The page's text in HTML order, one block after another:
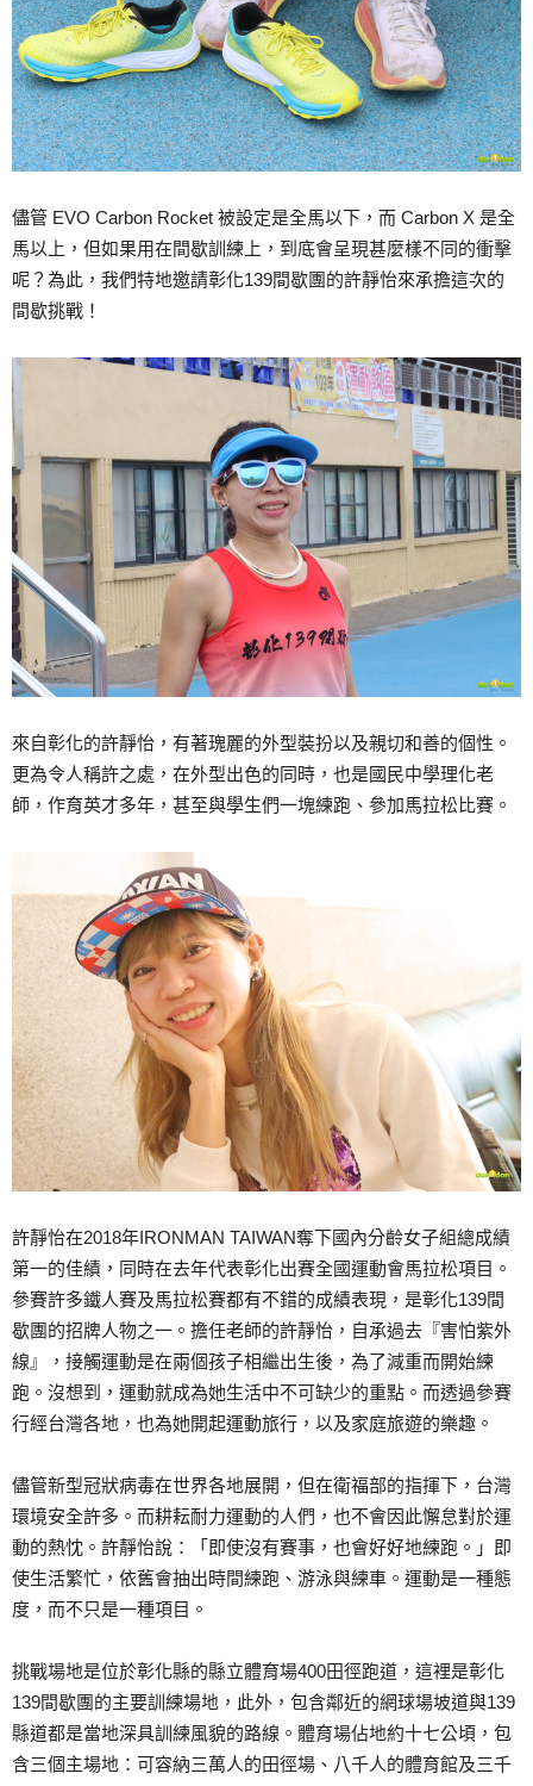
儘管 EVO Carbon Rocket 被設定是全馬以下，而 Carbon X 是全
馬以上，但如果用在間歇訓練上，到底會呈現甚麼樣不同的衝擊
呢？為此，我們特地邀請彰化139間歇團的許靜怡來承擔這次的
間歇挑戰！
來自彰化的許靜怡，有著瑰麗的外型裝扮以及親切和善的個性。
更為令人稱許之處，在外型出色的同時，也是國民中學理化老
師，作育英才多年，甚至與學生們一塊練跑、參加馬拉松比賽。
許靜怡在2018年IRONMAN TAIWAN奪下國內分齡女子組總成績
第一的佳績，同時在去年代表彰化出賽全國運動會馬拉松項目。
參賽許多鐵人賽及馬拉松賽都有不錯的成績表現，是彰化139間
歇團的招牌人物之一。擔任老師的許靜怡，自承過去『害怕紫外
線』，接觸運動是在兩個孩子相繼出生後，為了減重而開始練
跑。沒想到，運動就成為她生活中不可缺少的重點。而透過參賽
行經台灣各地，也為她開起運動旅行，以及家庭旅遊的樂趣。
儘管新型冠狀病毒在世界各地展開，但在衛福部的指揮下，台灣
環境安全許多。而耕耘耐力運動的人們，也不會因此懈怠對於運
動的熱忱。許靜怡說：「即使沒有賽事，也會好好地練跑。」即
使生活繁忙，依舊會抽出時間練跑、游泳與練車。運動是一種態
度，而不只是一種項目。
挑戰場地是位於彰化縣的縣立體育場400田徑跑道，這裡是彰化
139間歇團的主要訓練場地，此外，包含鄰近的網球場坡道與139
縣道都是當地深具訓練風貌的路線。體育場佔地約十七公頃，包
含三個主場地：可容納三萬人的田徑場、八千人的體育館及三千